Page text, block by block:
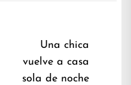
Una chica
vuelve a casa
sola de noche